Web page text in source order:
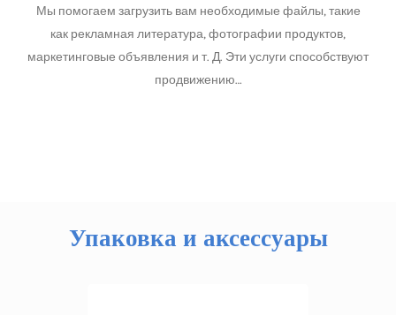
Мы помогаем загрузить вам необходимые файлы, такие
как рекламная литература, фотографии продуктов,
маркетинговые объявления и т. Д. Эти услуги способствуют
продвижению…
Упаковка и аксессуары